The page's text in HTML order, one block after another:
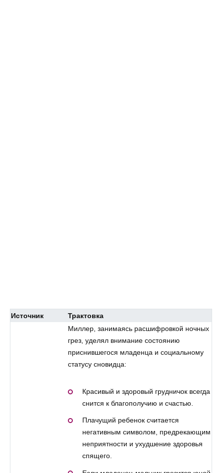
Источник Трактовка
Миллер, занимаясь расшифровкой ночных
грез, уделял внимание состоянию
приснившегося младенца и социальному
статусу сновидца:
Красивый и здоровый грудничок всегда
снится к благополучию и счастью.
Плачущий ребенок считается
негативным символом, предрекающим
неприятности и ухудшение здоровья
спящего.